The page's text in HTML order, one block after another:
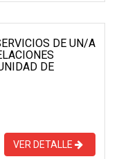
DE UN/A
DE
VER DETALLE